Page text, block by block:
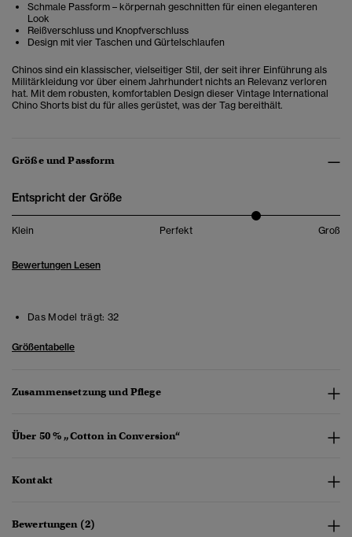
Schmale Passform – körpernah geschnitten für einen eleganteren
Look
Reißverschluss und Knopfverschluss
Design mit vier Taschen und Gürtelschlaufen
Chinos sind ein klassischer, vielseitiger Stil, der seit ihrer Einführung als
Militärkleidung vor über einem Jahrhundert nichts an Relevanz verloren
hat. Mit dem robusten, komfortablen Design dieser Vintage International
Chino Shorts bist du für alles gerüstet, was der Tag bereithält.
Größe und Passform
Entspricht der Größe
Klein Perfekt Groß
Bewertungen Lesen
Das Model trägt: 32
Größentabelle
Zusammensetzung und Pflege
Über 50 % „Cotton in Conversion“
Kontakt
Bewertungen (2)